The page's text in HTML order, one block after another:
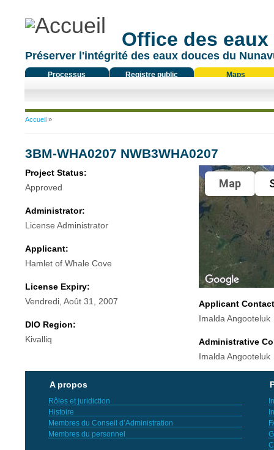
Office des
Préserver l'intégrité des eaux douces du
Processus
Registre public Maps
Vous êtes ici
Accueil»
3BM-WHA0207 NWB3WHA0207
Project Status:
Approved
Administrator:
License Administrator
Applicant:
Hamlet of Whale Cove
License Expiry:
Vendredi, Août 31, 2007
DIO Region:
Kivalliq
Map
Applicant
Imalda Angooteluk
Administrative
Imalda Angooteluk
A propos
Rôles et juridiction
Histoire
Membres du Conseil d’Administration
Membres du personnel